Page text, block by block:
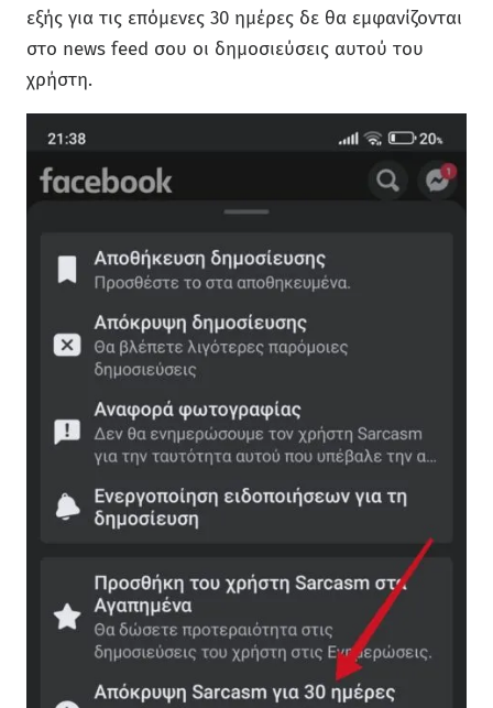
εξής για τις επόμενες 30 ημέρες δε θα εμφανίζονται
στο news feed σου οι δημοσιεύσεις αυτού του
χρήστη.